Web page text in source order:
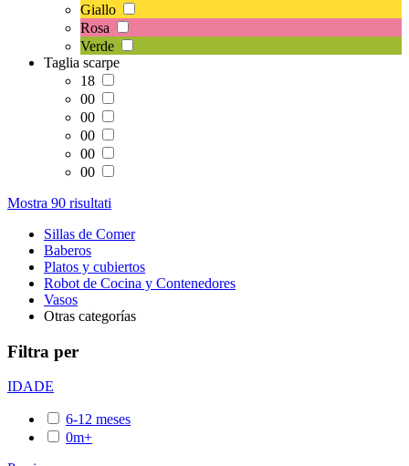
Giallo
Rosa
Verde
Taglia scarpe
18
00
00
00
00
00
Mostra 90 risultati
Sillas de Comer
Baberos
Platos y cubiertos
Robot de Cocina y Contenedores
Vasos
Otras categorías
Filtra per
IDADE
6-12 meses
0m+